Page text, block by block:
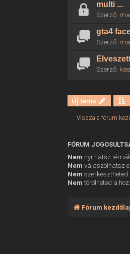
multi ...
Szerző:
gta4
Szerző:
Szerző:
Új téma
Vissza a fórum
FÓRUM
Nem nyithatsz
Nem válaszolhatsz
Nem
Nem törölheted a
Fórum